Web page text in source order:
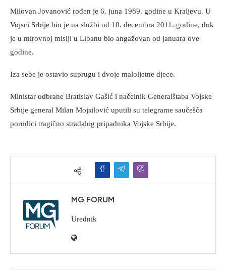
Milovan Jovanović rođen je 6. juna 1989. godine u Kraljevu. U
Vojsci Srbije bio je na službi od 10. decembra 2011. godine, dok
je u mirovnoj misiji u Libanu bio angažovan od januara ove
godine.
Iza sebe je ostavio suprugu i dvoje maloljetne djece.
Ministar odbrane Bratislav Gašić i načelnik Generalštaba Vojske
Srbije general Milan Mojsilović uputili su telegrame saučešća
porodici tragično stradalog pripadnika Vojske Srbije.
MG FORUM
Urednik